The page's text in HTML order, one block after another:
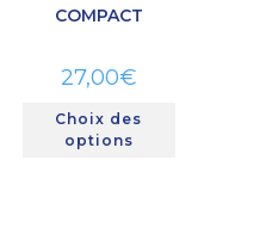
COMPACT
27,00€
Choix des
options